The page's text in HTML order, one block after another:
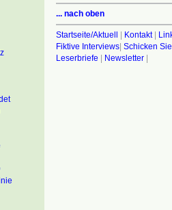
... nach oben
Startseite/Aktuell | Kontakt|
Fiktive Interviews| Schicken
Leserbriefe | Newsletter|